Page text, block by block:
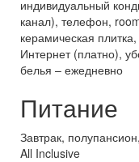
индивидуальный
канал), телефон,
керамическая
Интернет (платно),
белья – ежедневно
Питание
Завтрак,
All Inclusive